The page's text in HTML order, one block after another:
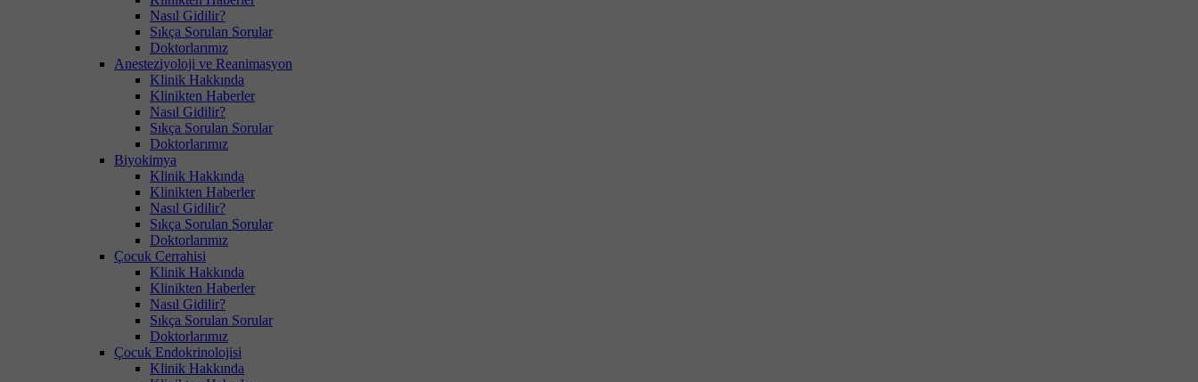
Nasıl Gidilir?
Sıkça Sorulan Sorular
Doktorlarımız
Anesteziyoloji ve Reanimasyon
Klinik Hakkında
Klinikten Haberler
Nasıl Gidilir?
Sıkça Sorulan Sorular
Doktorlarımız
Biyokimya
Klinik Hakkında
Klinikten Haberler
Nasıl Gidilir?
Sıkça Sorulan Sorular
Doktorlarımız
Çocuk Cerrahisi
Klinik Hakkında
Klinikten Haberler
Nasıl Gidilir?
Sıkça Sorulan Sorular
Doktorlarımız
Çocuk Endokrinolojisi
Klinik Hakkında